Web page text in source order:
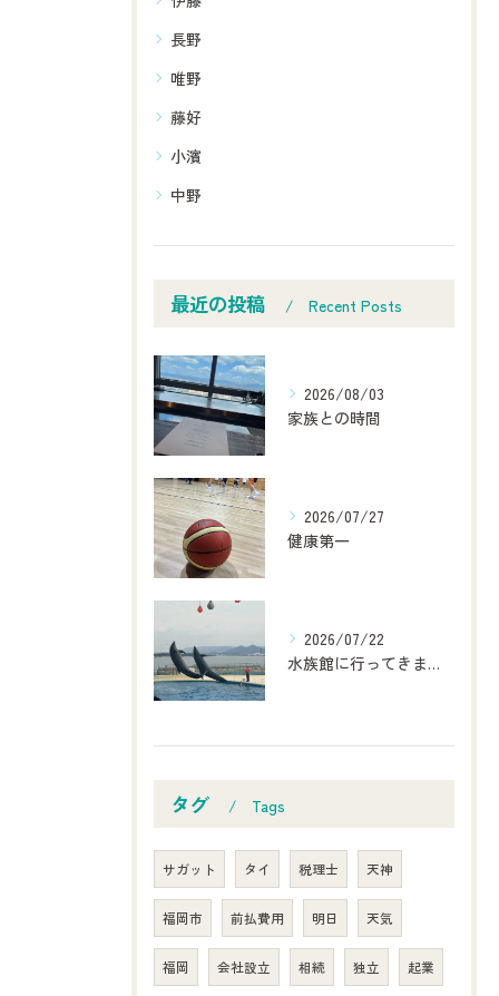
長野
唯野
藤好
小濱
中野
最近の投稿 Recent Posts
2026/08/03
家族との時間
2026/07/27
健康第一
2026/07/22
水族館に行ってきました！
タグ Tags
サガット タイ 税理士 天神
福岡市 前払費用 明日 天気
福岡 会社設立 相続 独立 起業